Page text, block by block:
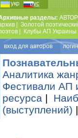
укр рус
разделы:
Золотой
Клубы АП Украины
вход для авторов
Аналитика
Фестивали АП
ресурса |
(выступлений)